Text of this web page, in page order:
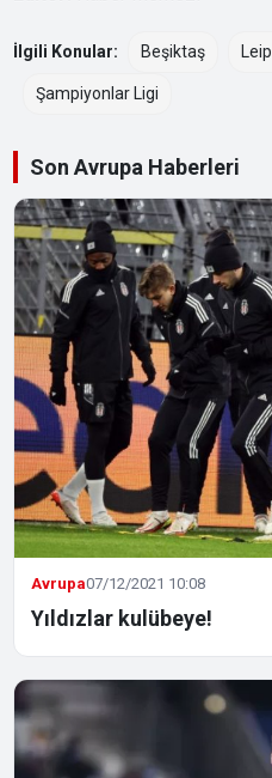
İlgili Konular: Beşiktaş
Şampiyonlar Ligi
Son Avrupa Haberleri
Avrupa07/12/2021 10:08
Yıldızlar kulübeye!